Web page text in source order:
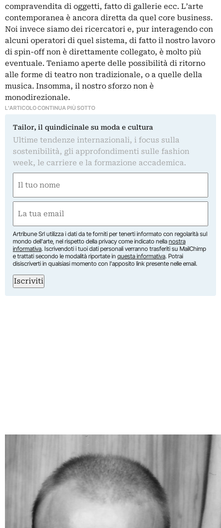
compravendita di oggetti, fatto di gallerie ecc. L’arte
contemporanea è ancora diretta da quel core business.
Noi invece siamo dei ricercatori e, pur interagendo con
alcuni operatori di quel sistema, di fatto il nostro lavoro
di spin-off non è direttamente collegato, è molto più
eventuale. Teniamo aperte delle possibilità di ritorno
alle forme di teatro non tradizionale, o a quelle della
musica. Insomma, il nostro sforzo non è
monodirezionale.
L'ARTICOLO CONTINUA PIÙ SOTTO
Tailor, il quindicinale su moda e cultura
Ultime tendenze internazionali, i focus sulla
sostenibilità, gli approfondimenti sulle fashion
week, le carriere e la formazione accademica.
(Required)
First
(Required)
Artribune Srl utilizza i dati da te forniti per tenerti informato con regolarità sul
mondo dell'arte, nel rispetto della privacy come indicato nella nostra
informativa. Iscrivendoti i tuoi dati personali verranno trasferiti su MailChimp
e trattati secondo le modalità riportate in questa informativa. Potrai
disiscriverti in qualsiasi momento con l'apposito link presente nelle email.
Iscriviti